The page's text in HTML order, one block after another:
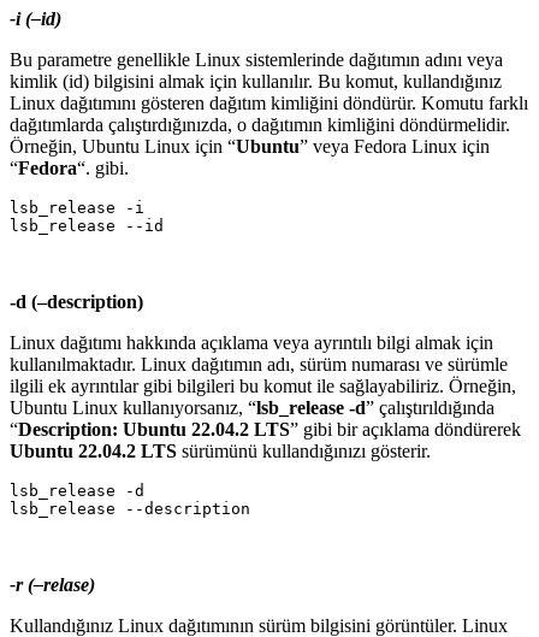
-i (–id)
Bu parametre genellikle Linux sistemlerinde dağıtımın adını veya
kimlik (id) bilgisini almak için kullanılır. Bu komut, kullandığınız
Linux dağıtımını gösteren dağıtım kimliğini döndürür. Komutu farklı
dağıtımlarda çalıştırdığınızda, o dağıtımın kimliğini döndürmelidir.
Örneğin, Ubuntu Linux için “Ubuntu” veya Fedora Linux için
“Fedora“. gibi.
lsb_release -i
-d (–description)
Linux dağıtımı hakkında açıklama veya ayrıntılı bilgi almak için
kullanılmaktadır. Linux dağıtımın adı, sürüm numarası ve sürümle
ilgili ek ayrıntılar gibi bilgileri bu komut ile sağlayabiliriz. Örneğin,
Ubuntu Linux kullanıyorsanız, “lsb_release -d” çalıştırıldığında
“Description: Ubuntu 22.04.2 LTS” gibi bir açıklama döndürerek
Ubuntu 22.04.2 LTS sürümünü kullandığınızı gösterir.
lsb_release -d
-r (–relase)
Kullandığınız Linux dağıtımının sürüm bilgisini görüntüler. Linux